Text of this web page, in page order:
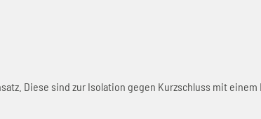
Diese sind zur Isolation gegen Kurzschluss mit